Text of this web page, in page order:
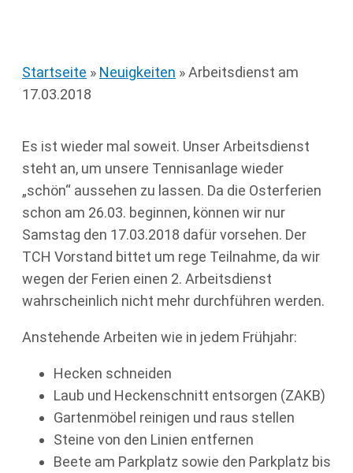
Startseite » Neuigkeiten »Arbeitsdienst am
17.03.2018
Es ist wieder mal soweit. Unser Arbeitsdienst
steht an, um unsere Tennisanlage wieder
„schön“ aussehen zu lassen. Da die Osterferien
schon am 26.03. beginnen, können wir nur
Samstag den 17.03.2018 dafür vorsehen. Der
TCH Vorstand bittet um rege Teilnahme, da wir
wegen der Ferien einen 2. Arbeitsdienst
wahrscheinlich nicht mehr durchführen werden.
Anstehende Arbeiten wie in jedem Frühjahr:
Hecken schneiden
Laub und Heckenschnitt entsorgen (ZAKB)
Gartenmöbel reinigen und raus stellen
Steine von den Linien entfernen
Beete am Parkplatz sowie den Parkplatz bis